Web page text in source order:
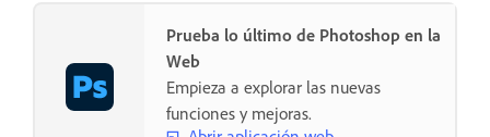
Prueba lo último de Photoshop en la
Web
Empieza a explorar las nuevas
funciones y mejoras.